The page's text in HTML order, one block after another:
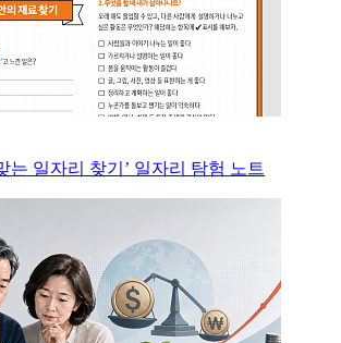
는 일자리 찾기’ 일자리 탐험 노트